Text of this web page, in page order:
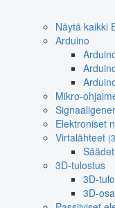
Näytä kaikki
Arduino
Mikro-
Elektroniset
Virtalähteet
3D-tulostus
3D-
3D-